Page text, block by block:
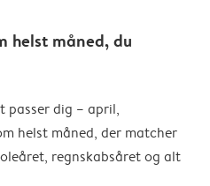
helst måned, du
passer dig – april,
helst måned, der matcher
regnskabsåret og alt